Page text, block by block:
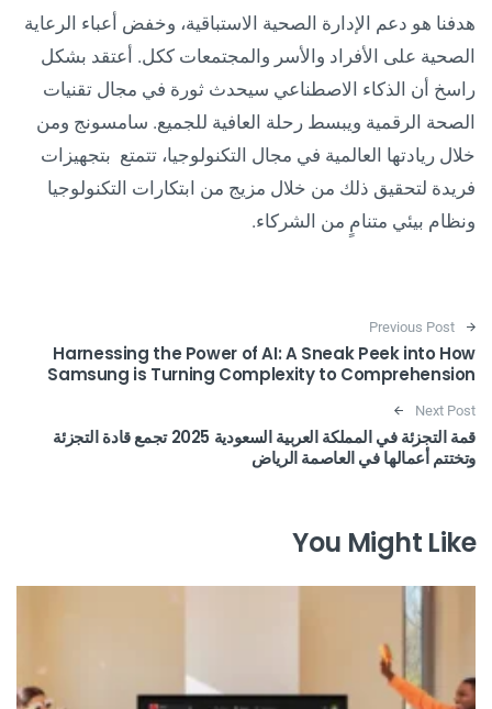
هدفنا هو دعم الإدارة الصحية الاستباقية، وخفض أعباء الرعاية
الصحية على الأفراد والأسر والمجتمعات ككل. أعتقد بشكل
راسخ أن الذكاء الاصطناعي سيحدث ثورة في مجال تقنيات
الصحة الرقمية ويبسط رحلة العافية للجميع. سامسونج ومن
خلال ريادتها العالمية في مجال التكنولوجيا، تتمتع بتجهيزات
فريدة لتحقيق ذلك من خلال مزيج من ابتكارات التكنولوجيا
ونظام بيئي متنامٍ من الشركاء.
Post navigation
Previous Post
Harnessing the Power of AI: A Sneak Peek into How
Samsung is Turning Complexity to Comprehension
Next Post
قمة التجزئة في المملكة العربية السعودية 2025 تجمع قادة التجزئة
وتختتم أعمالها في العاصمة الرياض
You Might Like